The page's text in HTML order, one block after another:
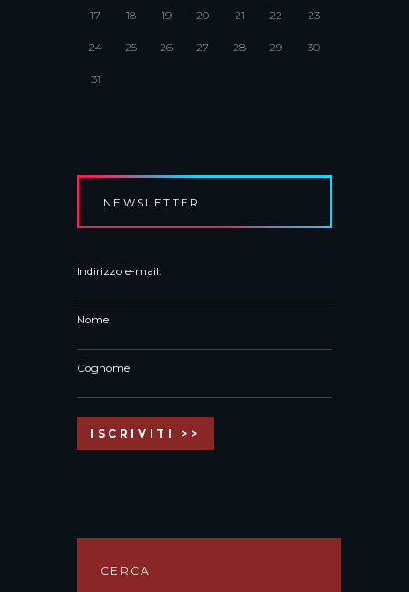
17 18 19 20 21 22 23
24 25 26 27 28 29 30
31
NEWSLETTER
Indirizzo e-mail:
Nome
Cognome
CERCA